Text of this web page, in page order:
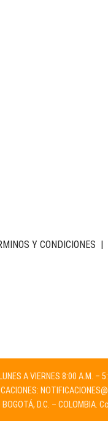
Y CONDICIONES |
A VIERNES 8:00 A.M. –
BOGOTÁ, D.C. – COLOMBIA.